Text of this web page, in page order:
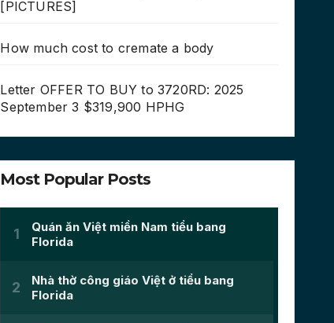
[PICTURES]
How much cost to cremate a body
Letter OFFER TO BUY to 3720RD: 2025
September 3 $319,900 HPHG
Most Popular Posts